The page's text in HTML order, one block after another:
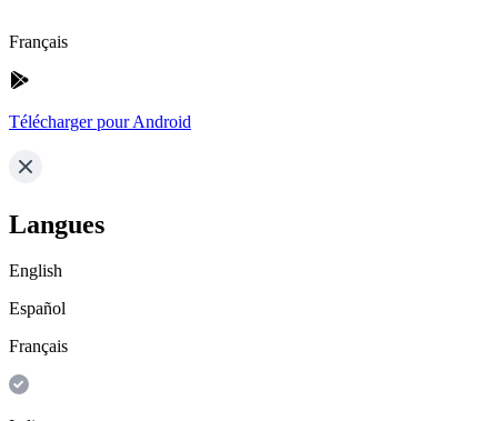
Français
Télécharger pour Android
Langues
English
Español
Français